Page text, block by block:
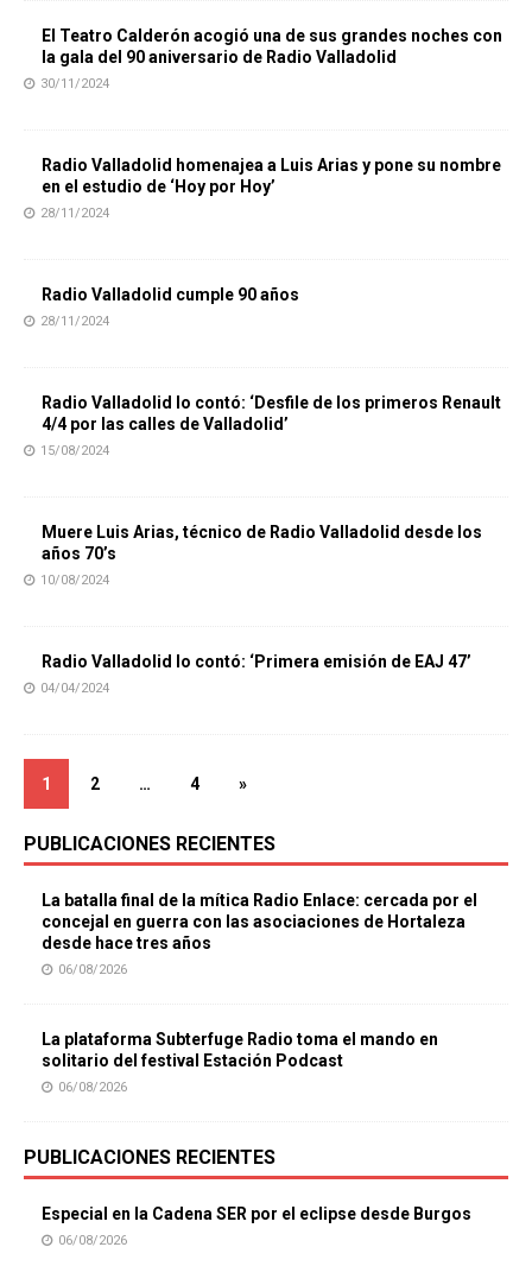
El Teatro Calderón acogió una de sus grandes noches con
la gala del 90 aniversario de Radio Valladolid
30/11/2024
Radio Valladolid homenajea a Luis Arias y pone su nombre
en el estudio de ‘Hoy por Hoy’
28/11/2024
Radio Valladolid cumple 90 años
28/11/2024
Radio Valladolid lo contó: ‘Desfile de los primeros Renault
4/4 por las calles de Valladolid’
15/08/2024
Muere Luis Arias, técnico de Radio Valladolid desde los
años 70’s
10/08/2024
Radio Valladolid lo contó: ‘Primera emisión de EAJ 47’
04/04/2024
1 2 … 4 »
PUBLICACIONES RECIENTES
La batalla final de la mítica Radio Enlace: cercada por el
concejal en guerra con las asociaciones de Hortaleza
desde hace tres años
06/08/2026
La plataforma Subterfuge Radio toma el mando en
solitario del festival Estación Podcast
06/08/2026
PUBLICACIONES RECIENTES
Especial en la Cadena SER por el eclipse desde Burgos
06/08/2026